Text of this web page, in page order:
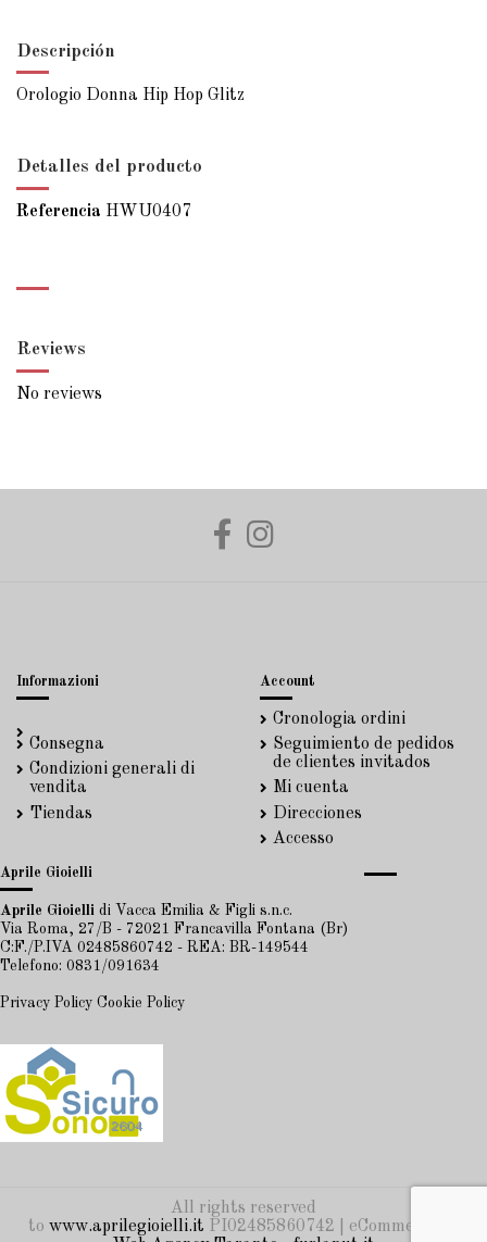
Descripción
Orologio Donna Hip Hop Glitz
Detalles del producto
Referencia HWU0407
Reviews
No reviews
Informazioni
Consegna
Condizioni generali di
vendita
Tiendas
Account
Cronologia ordini
Seguimiento de pedidos
de clientes invitados
Mi cuenta
Direcciones
Accesso
Aprile Gioielli
Aprile Gioielli di Vacca Emilia & Figli s.n.c.
Via Roma, 27/B - 72021 Francavilla Fontana (Br)
C:F./P.IVA 02485860742 - REA: BR-149544
Telefono: 0831/091634
Privacy Policy Cookie Policy
All rights reserved
to www.aprilegioielli.it PI02485860742 | eCommerce by